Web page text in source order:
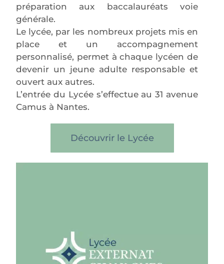
préparation aux baccalauréats voie
générale.
Le lycée, par les nombreux projets mis en
place et un accompagnement
personnalisé, permet à chaque lycéen de
devenir un jeune adulte responsable et
ouvert aux autres.
L’entrée du Lycée s’effectue au 31 avenue
Camus à Nantes.
Découvrir le Lycée